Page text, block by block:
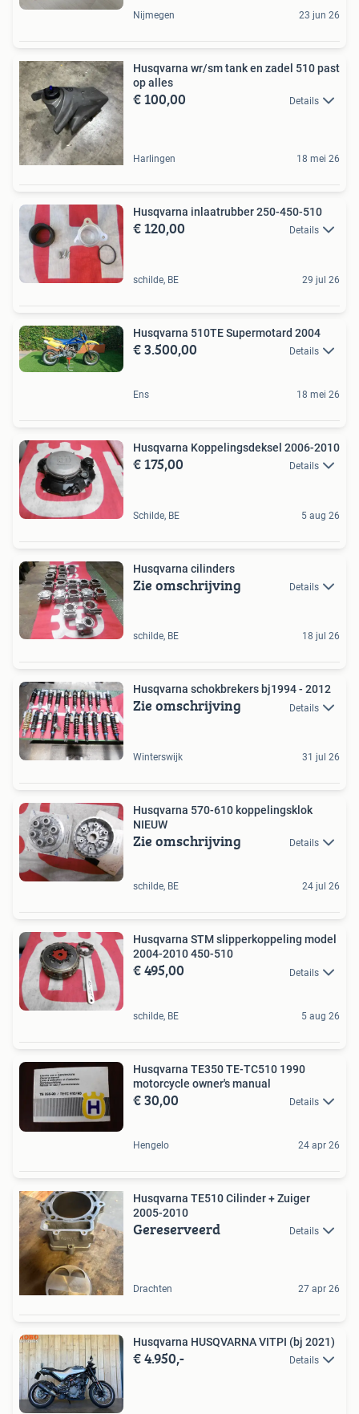
Nijmegen 23 jun 26
Husqvarna wr/sm tank en zadel 510 past
op alles
€ 100,00 Details
Harlingen 18 mei 26
Husqvarna inlaatrubber 250-450-510
€ 120,00 Details
schilde, BE 29 jul 26
Husqvarna 510TE Supermotard 2004
€ 3.500,00 Details
Ens 18 mei 26
Husqvarna Koppelingsdeksel 2006-2010
€ 175,00 Details
Schilde, BE 5 aug 26
Husqvarna cilinders
Zie omschrijving Details
schilde, BE 18 jul 26
Husqvarna schokbrekers bj1994 - 2012
Zie omschrijving Details
Winterswijk 31 jul 26
Husqvarna 570-610 koppelingsklok
NIEUW
Zie omschrijving Details
schilde, BE 24 jul 26
Husqvarna STM slipperkoppeling model
2004-2010 450-510
€ 495,00 Details
schilde, BE 5 aug 26
Husqvarna TE350 TE-TC510 1990
motorcycle owner's manual
€ 30,00 Details
Hengelo 24 apr 26
Husqvarna TE510 Cilinder + Zuiger
2005-2010
Gereserveerd Details
Drachten 27 apr 26
Husqvarna HUSQVARNA VITPI (bj 2021)
€ 4.950,- Details